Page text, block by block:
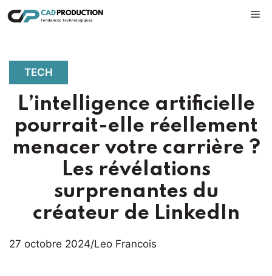
Aller
au
TECH
L’intelligence artificielle
pourrait-elle réellement
menacer votre carrière ?
Les révélations
surprenantes du
créateur de LinkedIn
27 octobre 2024/Leo Francois